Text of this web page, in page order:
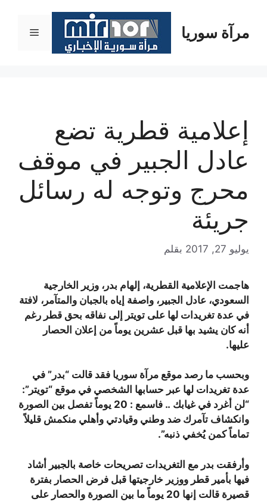
المحتوىمرآة سوريا القائمة
إعلامية قطرية تضع
عادل الجبير في موقف
محرج وتوجه له رسائل
جريئة
يوليو 27, 2017 بقلم
هاجمت الإعلامية القطرية، إلهام بدر، وزير الخارجية
السعودي، عادل الجبير، واصفة إياه بالجبان والمتآمر، لافتة
في عدة تغريدات لها على تويتر إلى نفاقه بحق قطر رغم
أنه كان يشيد بها قبل عشرين يوماً من إعلان الحصار
عليها.
وبحسب ما رصد موقع مرآة سوريا فقد قالت “بدر” في
عدة تغريدات لها عبر حسابها الشخصي في موقع “تويتر”:
“لن أغرد في غيابك .. فاسمع : 20 يوماً تفصل بين الصورة
وانكشاف تآمرك ضد وطني وقيادتي وأهلي منكمش قليلاً
تماماً كمن يُخفي ذنبه”.
وأرفقت بدر مع التغريدات تصريحات خاصة بالجبير أشاد
فيها بأمير قطر ووزير خارجيتها قبل فرض الحصار بفترة
قصيرة قالت إنها 20 يوماً ما بين الصورة والحصار على